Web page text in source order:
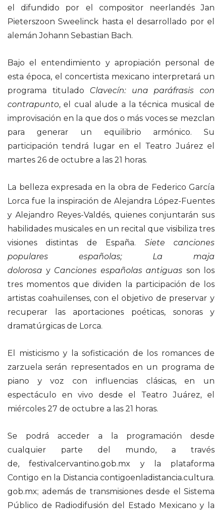
el difundido por el compositor neerlandés Jan
Pieterszoon Sweelinck hasta el desarrollado por el
alemán Johann Sebastian Bach.
Bajo el entendimiento y apropiación personal de
esta época, el concertista mexicano interpretará un
programa titulado Clavecín: una paráfrasis con
contrapunto, el cual alude a la técnica musical de
improvisación en la que dos o más voces se mezclan
para generar un equilibrio armónico. Su
participación tendrá lugar en el Teatro Juárez el
martes 26 de octubre a las 21 horas.
La belleza expresada en la obra de Federico García
Lorca fue la inspiración de Alejandra López-Fuentes
y Alejandro Reyes-Valdés, quienes conjuntarán sus
habilidades musicales en un recital que visibiliza tres
visiones distintas de España. Siete canciones
populares españolas; La maja
dolorosa y Canciones españolas antiguas son los
tres momentos que dividen la participación de los
artistas coahuilenses, con el objetivo de preservar y
recuperar las aportaciones poéticas, sonoras y
dramatúrgicas de Lorca.
El misticismo y la sofisticación de los romances de
zarzuela serán representados en un programa de
piano y voz con influencias clásicas, en un
espectáculo en vivo desde el Teatro Juárez, el
miércoles 27 de octubre a las 21 horas.
Se podrá acceder a la programación desde
cualquier parte del mundo, a través
de,festivalcervantino.gob.mx y la plataforma
Contigo en la Distancia contigoenladistancia.cultura.
gob.mx; además de transmisiones desde el Sistema
Público de Radiodifusión del Estado Mexicano y la